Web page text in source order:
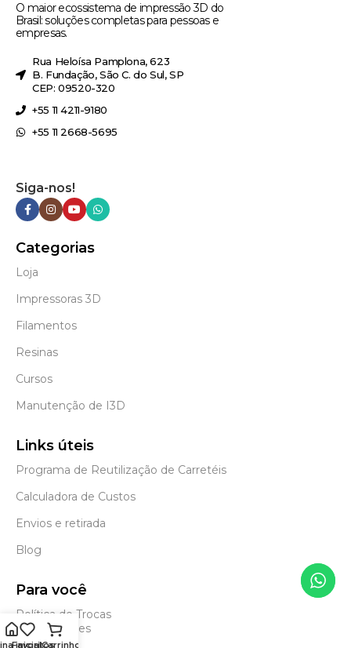
O maior ecossistema de impressão 3D do
Brasil: soluções completas para pessoas e
empresas.
Rua Heloísa Pamplona, 623
B. Fundação, São C. do Sul, SP
CEP: 09520-320
+55 11 4211-9180
+55 11 2668-5695
Siga-nos!
Categorias
Loja
Impressoras 3D
Filamentos
Resinas
Cursos
Manutenção de I3D
Links úteis
Programa de Reutilização de Carretéis
Calculadora de Custos
Envios e retirada
Blog
Para você
Política de Trocas
e Devoluções
inicial
FavoritosCarrinho